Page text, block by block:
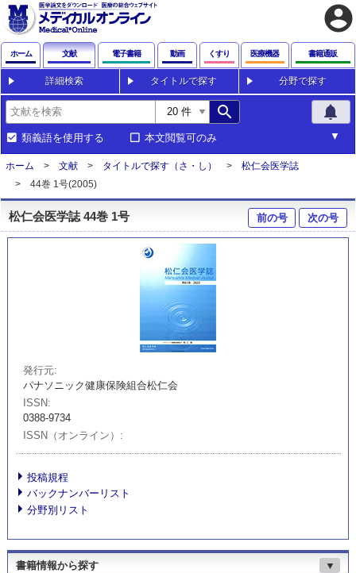
account_circle
ホーム 文献 電子書籍 動画 くすり 医療機器 書籍通販
詳細検索 タイトルで探す 分野で探す
search notifications
類義語を使用する 本文閲覧可のみ
ホーム 文献 タイトルで探す（さ・し）
松仁会医学誌
44巻 1号(2005)
松仁会医学誌 44巻 1号 前の号 次の号
発行元
パナソニック健康保険組合松仁会
ISSN
0388-9734
ISSN（オンライン）
投稿規程
バックナンバーリスト
分野別リスト
書籍情報から探す ▼